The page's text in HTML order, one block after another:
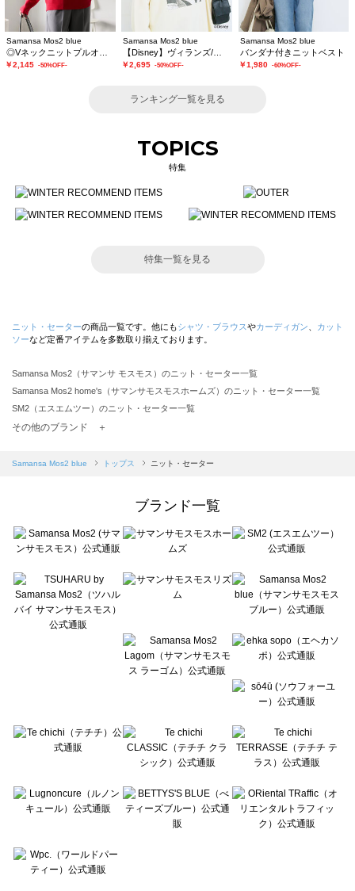
Samansa Mos2 blue
￥2,145 -50%OFF-
Samansa Mos2 blue
￥2,695 -50%OFF-
Samansa Mos2 blue
バンダナ付きニットベスト
￥1,980 -60%OFF-
ランキング一覧を見る
TOPICS
特集
特集一覧を見る
ニット・セーターの商品一覧です。他にもシャツ・ブラウスやカーディガン
カット
ソーなど定番アイテムを多数取り揃えております。
Samansa Mos2（サマンサ モスモス）のニット・セーター一覧
Samansa Mos2 home's（サマンサモスモスホームズ）のニット・セーター一覧
SM2（エスエムツー）のニット・セーター一覧
Samansa Mos2 blue（サマンサモスモス ブルー）のニット・セーター一覧
sō4ū（ソウフォーユー）のニット・セーター一覧
Te chichi（テチチ）のニット・セーター一覧
Te chichi CLASSIC（テチチ クラシック）のニット・セーター一覧
Lugnoncure（ルノンキュール）のニット・セーター一覧
BETTY'S BLUE（べティーズブルー）のニット・セーター一覧
Wpc.（ワールドパーティー）のニット・セーター一覧
その他のブランド ＋
Samansa Mos2 blue トップス ニット・セーター
ブランド一覧